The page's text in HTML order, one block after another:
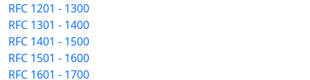
RFC 1201 - 1300
RFC 1301 - 1400
RFC 1401 - 1500
RFC 1501 - 1600
RFC 1601 - 1700